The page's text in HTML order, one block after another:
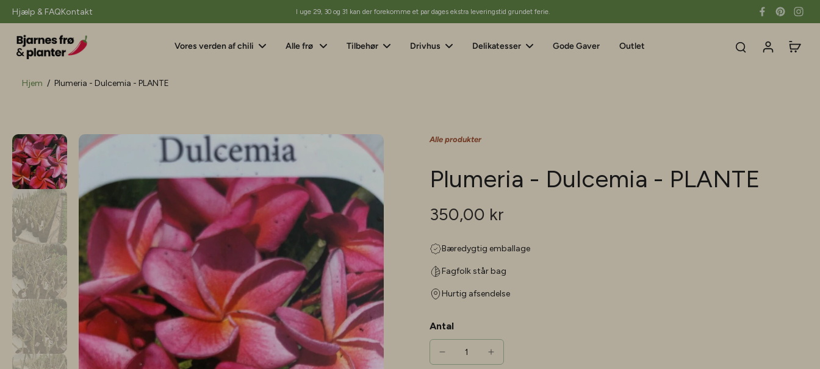
Hjælp & FAQKontakt I uge 29, 30 og 31 kan der forekomme et par dages ekstra leveringstid grundet ferie.
Vores verden af chili Alle frø Tilbehør Drivhus Delikatesser Gode Gaver Outlet
Hjem / Plumeria - Dulcemia - PLANTE
Gå
til
produktoplysninger
Alle produkter
Plumeria - Dulcemia - PLANTE
350,00 kr
Bæredygtig emballage
Fagfolk står bag
Hurtig afsendelse
Antal